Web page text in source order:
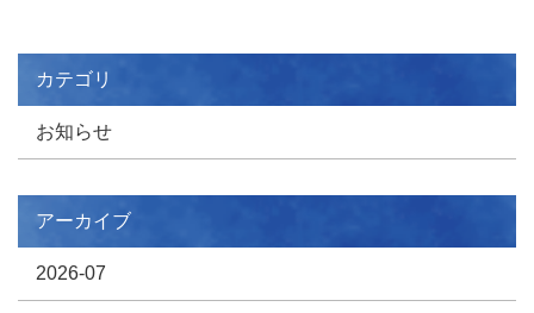
カテゴリ
お知らせ
アーカイブ
2026-07